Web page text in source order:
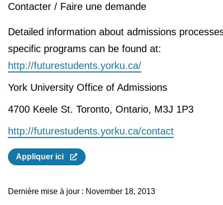
Contacter / Faire une demande
Detailed information about admissions
specific programs can be found at:
http://futurestudents.yorku.ca/
York University Office of Admissions
4700 Keele St. Toronto, Ontario, M3J 1P3
http://futurestudents.yorku.ca/contact
Appliquer ici
Dernière mise à jour : November 18, 2013